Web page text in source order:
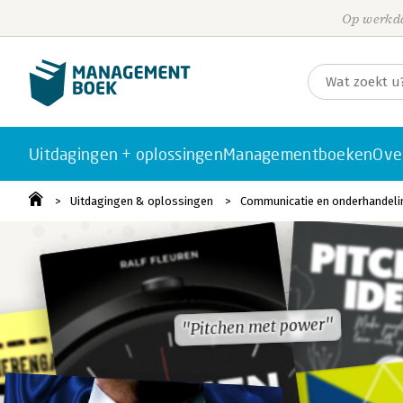
Op
Uitdagingen + oplossingenManagementboeken
Uitdagingen & oplossingen Communicatie en
"Pitchen met power"
"Pitchen met power"